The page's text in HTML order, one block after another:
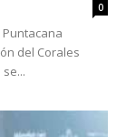
0
Puntacana
del Corales